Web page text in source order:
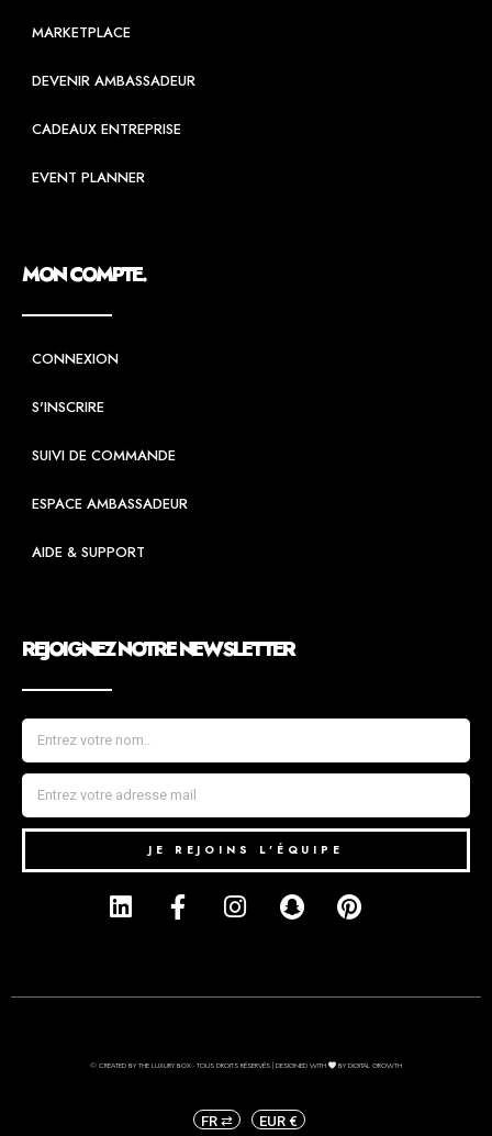
MARKETPLACE
DEVENIR AMBASSADEUR
CADEAUX ENTREPRISE
EVENT PLANNER
MON COMPTE.
CONNEXION
S'INSCRIRE
SUIVI DE COMMANDE
ESPACE AMBASSADEUR
AIDE & SUPPORT
REJOIGNEZ NOTRE NEWSLETTER
JE REJOINS L'ÉQUIPE
© CREATED BY THE LUXURY BOX - TOUS DROITS RÉSERVÉS | DESIGNED WITH BY DIGITAL GROWTH
FR ⇄ EUR €